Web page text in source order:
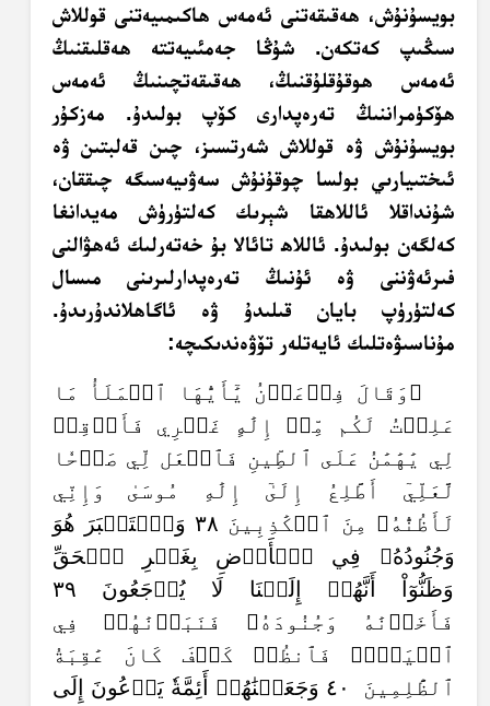
بويسۇنۇش، ھەقىقەتنى ئەمەس ھاكىمىيەتنى قوللاش
سىڭىپ كەتكەن. شۇڭا جەمئىيەتتە ھەقلىقنىڭ
ئەمەس ھوقۇقلۇقنىڭ، ھەقىقەتچىنىڭ ئەمەس
ھۆكۈمراننىڭ تەرەپدارى كۆپ بولىدۇ. مەزكۇر
بويسۇنۇش ۋە قوللاش شەرتسىز، چىن قەلبتىن ۋە
ئىختىيارىي بولسا چوقۇنۇش سەۋىيەسىگە چىققان،
شۇنداقلا ئاللاھقا شېرىك كەلتۈرۈش مەيدانغا
كەلگەن بولىدۇ. ئاللاھ تائالا بۇ خەتەرلىك ئەھۋالنى
فىرئەۋننى ۋە ئۇنىڭ تەرەپدارلىرىنى مىسال
كەلتۈرۈپ بايان قىلىدۇ ۋە ئاگاھلاندۇرىدۇ.
مۇناسىۋەتلىك ئايەتلەر تۆۋەندىكىچە:
﴿وَقَالَ فِرۡعَوۡنُ يَٰٓأَيُّهَا ٱلۡمَلَأُ مَا
عَلِمۡتُ لَكُم مِّنۡ إِلَٰهٍ غَيۡرِي فَأَوۡقِدۡ
لِي يَٰهَٰمَٰنُ عَلَى ٱلطِّينِ فَٱجۡعَل لِّي صَرۡحٗا
لَّعَلِّيٓ أَطَّلِعُ إِلَىٰٓ إِلَٰهِ مُوسَىٰ وَإِنِّي
لَأَظُنُّهُۥ مِنَ ٱلۡكَٰذِبِينَ ٣٨ وَٱسۡتَكۡبَرَ هُوَ
وَجُنُودُهُۥ فِي ٱلۡأَرۡضِ بِغَيۡرِ ٱلۡحَقِّ
وَظَنُّوٓاْ أَنَّهُمۡ إِلَيۡنَا لَا يُرۡجَعُونَ ٣٩
فَأَخَذۡنَٰهُ وَجُنُودَهُۥ فَنَبَذۡنَٰهُمۡ فِي
ٱلۡيَمِّۖ فَٱنظُرۡ كَيۡفَ كَانَ عَٰقِبَةُ
ٱلظَّٰلِمِينَ ٤٠ وَجَعَلۡنَٰهُمۡ أَئِمَّةٗ يَدۡعُونَ إِلَى